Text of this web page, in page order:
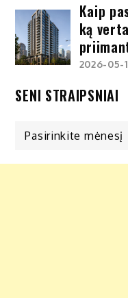
Kaip
ką
2026-05-
SENI STRAIPSNIAI